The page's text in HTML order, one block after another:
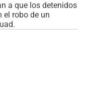
a que los detenidos
el robo de un